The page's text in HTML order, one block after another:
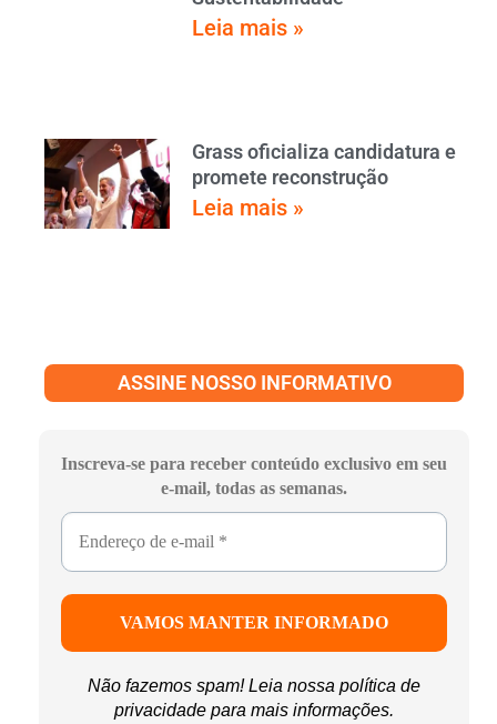
Leia mais »
Grass oficializa candidatura e
promete reconstrução
Leia mais »
ASSINE NOSSO INFORMATIVO
Inscreva-se para receber conteúdo exclusivo em seu
e-mail, todas as semanas.
Não fazemos spam! Leia nossa política de
privacidade para mais informações.